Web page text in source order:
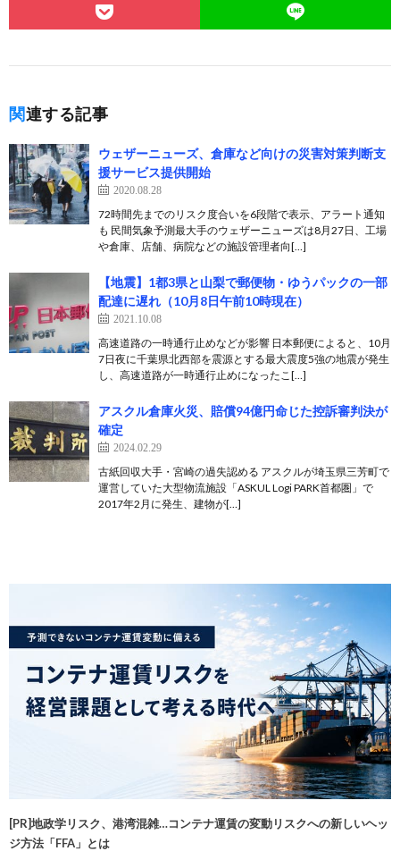
関連する記事
ウェザーニューズ、倉庫など向けの災害対策判断支
援サービス提供開始
2020.08.28
72時間先までのリスク度合いを6段階で表示、アラート通知
も 民間気象予測最大手のウェザーニューズは8月27日、工場
や倉庫、店舗、病院などの施設管理者向[…]
【地震】1都3県と山梨で郵便物・ゆうパックの一部
配達に遅れ（10月8日午前10時現在）
2021.10.08
高速道路の一時通行止めなどが影響 日本郵便によると、10月
7日夜に千葉県北西部を震源とする最大震度5強の地震が発生
し、高速道路が一時通行止めになったこ[…]
アスクル倉庫火災、賠償94億円命じた控訴審判決が
確定
2024.02.29
古紙回収大手・宮崎の過失認める アスクルが埼玉県三芳町で
運営していた大型物流施設「ASKUL Logi PARK首都圏」で
2017年2月に発生、建物が[…]
[PR]地政学リスク、港湾混雑…コンテナ運賃の変動リスクへの新しいヘッ
ジ方法「FFA」とは